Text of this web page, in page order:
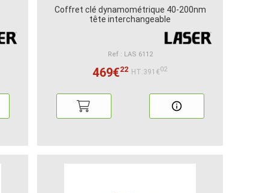
Coffret clé dynamométrique 40-200nm
tête interchangeable
Ref : LAS 6112
469€22 HT:391€02